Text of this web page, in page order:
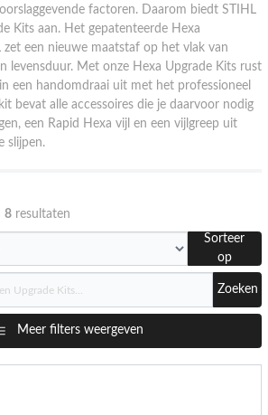
factoren. Daarom biedt STIHL
Kits aan. Het gepatenteerde Hexa
zet een nieuwe maatstaf op het vlak van
levensduur. Met onze Hexa Upgrade Kits rust
een handomdraai uit met het professioneel
bevat alle accessoires die je daarvoor nodig
een Rapid Hexa vijl en een vijlgreep uit
slijpen.
8resultaten
Sorteer
op
Zoeken
Meer filters weergeven